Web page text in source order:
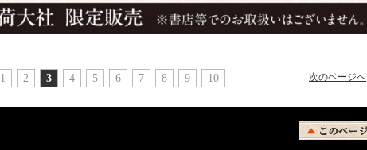
1 2 3 4 5 6 7 8 9 10 次のページへ